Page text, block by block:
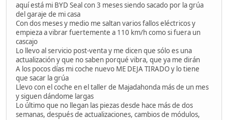
aquí está mi BYD Seal con 3 meses siendo sacado por la grúa
del garaje de mi casa
Con dos meses y medio me saltan varios fallos eléctricos y
empieza a vibrar fuertemente a 110 km/h como si fuera un
cascajo
Lo llevo al servicio post-venta y me dicen que sólo es una
actualización y que no saben porqué vibra, que ya me dirán
A los pocos días mi coche nuevo ME DEJA TIRADO y lo tiene
que sacar la grúa
Llevo con el coche en el taller de Majadahonda más de un mes
y siguen dándome largas
Lo último que no llegan las piezas desde hace más de dos
semanas, después de actualizaciones, cambios de módulos,